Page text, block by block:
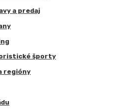
a predaj
športy
regióny